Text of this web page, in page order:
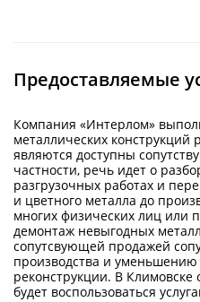
Предоставляемые
Компания «Интерлом»
металлических конструкций
являются доступны
частности, речь идет о
разгрузочных работах и
и цветного металла до
многих физических лиц
демонтаж невыгодных
сопутсвующей продажей
производства и уменьшению
реконструкции. В
будет воспользоваться